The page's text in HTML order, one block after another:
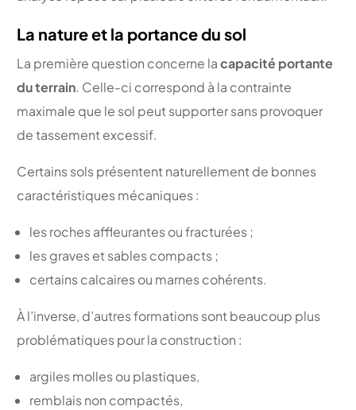
La nature et la portance du sol
La première question concerne lacapacité portante
du terrain. Celle-ci correspond à la contrainte
maximale que le sol peut supporter sans provoquer
de tassement excessif.
Certains sols présentent naturellement de bonnes
caractéristiques mécaniques :
les roches affleurantes ou fracturées ;
les graves et sables compacts ;
certains calcaires ou marnes cohérents.
À l’inverse, d’autres formations sont beaucoup plus
problématiques pour la construction :
argiles molles ou plastiques,
remblais non compactés,